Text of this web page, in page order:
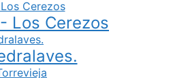
Los Cerezos